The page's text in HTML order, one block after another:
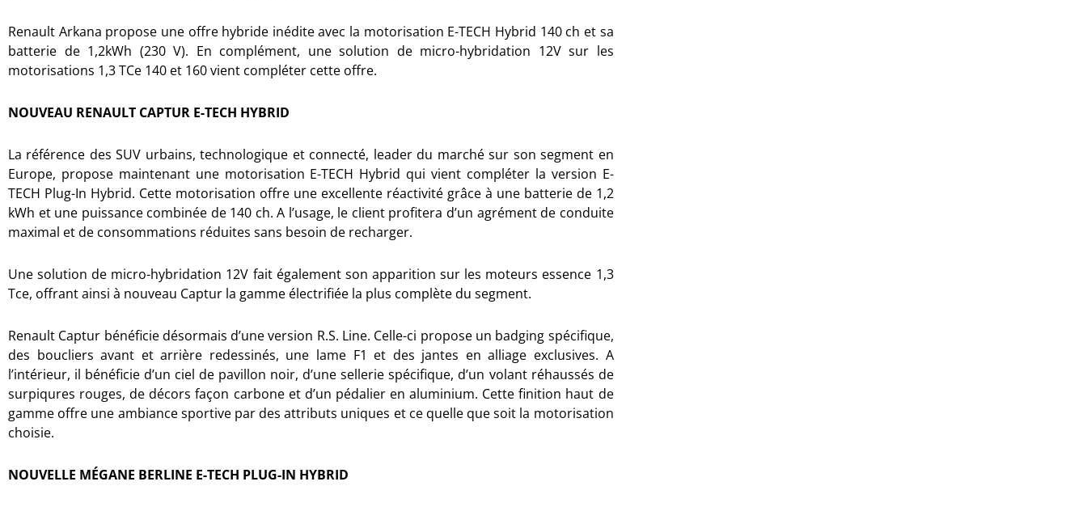
Renault Arkana propose une offre hybride inédite avec la motorisation E-TECH Hybrid 140 ch et sa
batterie de 1,2kWh (230 V). En complément, une solution de micro-hybridation 12V sur les
motorisations 1,3 TCe 140 et 160 vient compléter cette offre.
NOUVEAU RENAULT CAPTUR E-TECH HYBRID
La référence des SUV urbains, technologique et connecté, leader du marché sur son segment en
Europe, propose maintenant une motorisation E-TECH Hybrid qui vient compléter la version E-
TECH Plug-In Hybrid. Cette motorisation offre une excellente réactivité grâce à une batterie de 1,2
kWh et une puissance combinée de 140 ch. A l’usage, le client profitera d’un agrément de conduite
maximal et de consommations réduites sans besoin de recharger.
Une solution de micro-hybridation 12V fait également son apparition sur les moteurs essence 1,3
Tce, offrant ainsi à nouveau Captur la gamme électrifiée la plus complète du segment.
Renault Captur bénéficie désormais d’une version R.S. Line. Celle-ci propose un badging spécifique,
des boucliers avant et arrière redessinés, une lame F1 et des jantes en alliage exclusives. A
l’intérieur, il bénéficie d’un ciel de pavillon noir, d’une sellerie spécifique, d’un volant réhaussés de
surpiqures rouges, de décors façon carbone et d’un pédalier en aluminium. Cette finition haut de
gamme offre une ambiance sportive par des attributs uniques et ce quelle que soit la motorisation
choisie.
NOUVELLE MÉGANE BERLINE E-TECH PLUG-IN HYBRID